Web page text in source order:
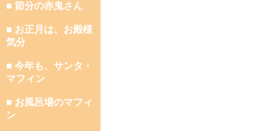
■ 節分の赤鬼さん
■ お正月は、お殿様
気分
■ 今年も、サンタ・
マフィン
■ お風呂場のマフィ
ン